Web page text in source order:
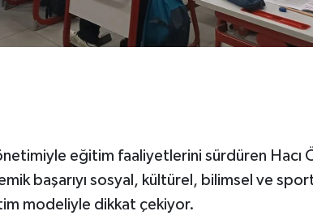
eğitim faaliyetlerini sürdüren Hacı
başarıyı sosyal, kültürel, bilimsel ve
modeliyle dikkat çekiyor.